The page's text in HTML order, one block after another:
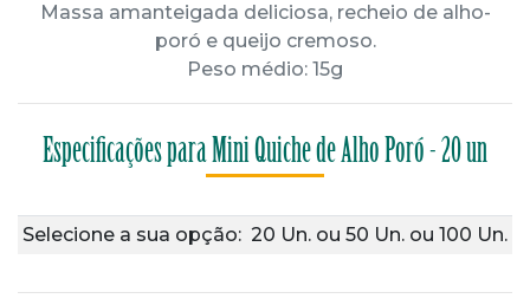
Massa amanteigada deliciosa, recheio de alho-
poró e queijo cremoso.
Peso médio: 15g
Especificações para Mini Quiche de Alho Poró - 20 un
Selecione a sua opção: 20 Un. ou 50 Un. ou 100 Un.